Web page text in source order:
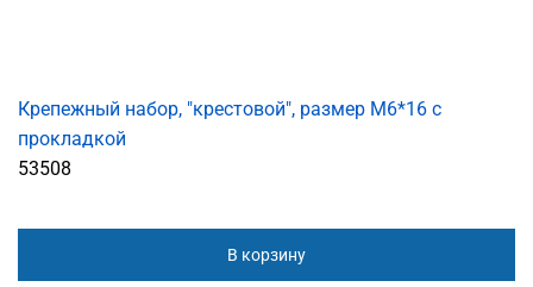
Крепежный набор, "крестовой", размер M6*16 с
прокладкой
53508
В корзину